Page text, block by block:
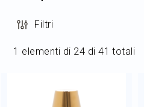
Illuminazione per esterni
1 elementi di 24 di41 totali
Filtri